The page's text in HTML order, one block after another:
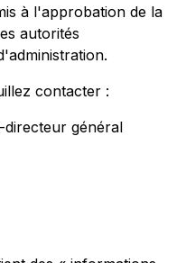
à l'approbation de la
autorités
contacter :
directeur général